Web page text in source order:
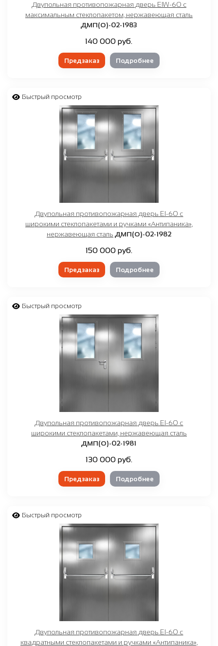
Двупольная противопожарная дверь EIW-60 с
максимальным стеклопакетом, нержавеющая сталь
ДМП(О)-02-1983
140 000 руб.
Предзаказ Подробнее
Быстрый просмотр
Двупольная противопожарная дверь EI-60 с
широкими стеклопакетами и ручками «Антипаника»,
нержавеющая сталь ДМП(О)-02-1982
150 000 руб.
Предзаказ Подробнее
Быстрый просмотр
Двупольная противопожарная дверь EI-60 с
широкими стеклопакетами, нержавеющая сталь
ДМП(О)-02-1981
130 000 руб.
Предзаказ Подробнее
Быстрый просмотр
Двупольная противопожарная дверь EI-60 с
квадратными стеклопакетами и ручками «Антипаника»,